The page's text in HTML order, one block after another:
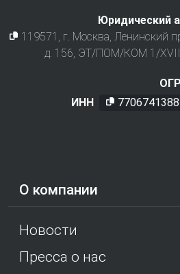
О компании
Новости
Пресса о нас
Юридический
119571
, г. Москва Ленинский
д. 156, ЭТ/ПОМ/КОМ 1/
ИНН
7706741388